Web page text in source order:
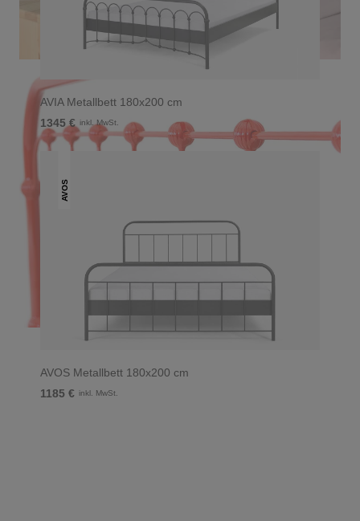
AVIA Metallbett 180x200 cm
1345 € inkl. MwSt.
AVOS
AVOS Metallbett 180x200 cm
1185 € inkl. MwSt.